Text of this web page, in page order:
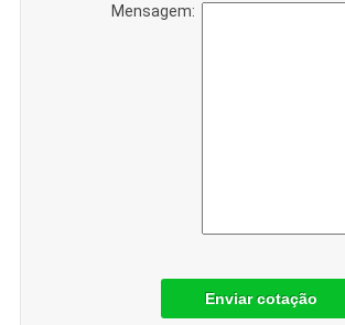
Mensagem:
Enviar cotação